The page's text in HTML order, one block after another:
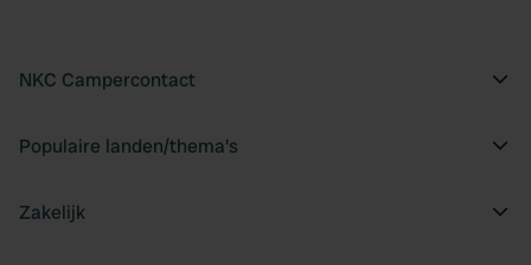
NKC Campercontact
Populaire landen/thema's
Zakelijk